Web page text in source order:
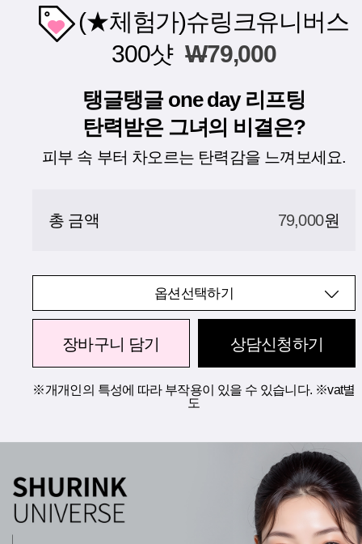
(★체험가)슈링크유니버스
300샷 W79,000
탱글탱글 one day 리프팅
탄력받은 그녀의 비결은?
피부 속 부터 차오르는 탄력감을 느껴보세요.
총 금액 79,000원
옵션선택하기
장바구니 담기 상담신청하기
※개개인의 특성에 따라 부작용이 있을 수 있습니다. ※vat별
도